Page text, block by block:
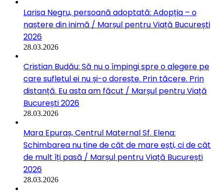
Larisa Negru, persoană adoptată: Adopția – o
naștere din inimă / Marșul pentru Viață București
2026
28.03.2026
Cristian Budău: Să nu o împingi spre o alegere pe
care sufletul ei nu și-o dorește. Prin tăcere. Prin
distanță. Eu asta am făcut / Marșul pentru Viață
București 2026
28.03.2026
Mara Epuraș, Centrul Maternal Sf. Elena:
Schimbarea nu ține de cât de mare ești, ci de cât
de mult îți pasă / Marșul pentru Viață București
2026
28.03.2026